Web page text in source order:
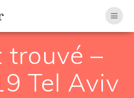
trouvé –
Tel Aviv